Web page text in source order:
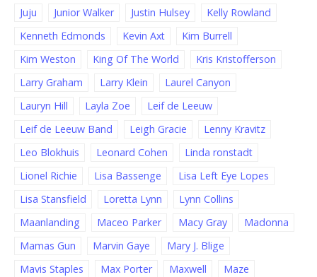
Juju
Junior Walker Justin Hulsey
Kelly Rowland
Kenneth Edmonds
Kevin Axt
Kim Burrell
Kim Weston
King Of The World
Kris Kristofferson
Larry Graham
Larry Klein
Laurel Canyon
Lauryn Hill
Layla Zoe
Leif de Leeuw
Leif de Leeuw Band
Leigh Gracie
Lenny Kravitz
Leo Blokhuis
Leonard Cohen
Linda ronstadt
Lionel Richie
Lisa Bassenge
Lisa Left Eye Lopes
Lisa Stansfield
Loretta Lynn
Lynn Collins
Maanlanding
Maceo Parker Macy Gray
Madonna
Mamas Gun
Marvin Gaye
Mary J. Blige
Mavis Staples
Max Porter Maxwell
Maze